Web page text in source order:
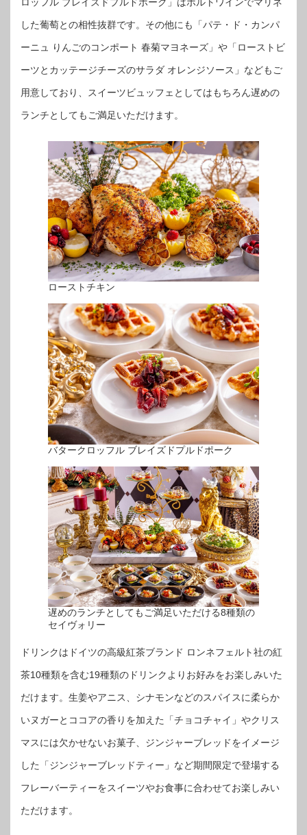
した葡萄との相性抜群です。その他にも「パテ・ド・カンパ
ーニュ りんごのコンポート 春菊マヨネーズ」や「ローストビ
ーツとカッテージチーズのサラダ オレンジソース」などもご
用意しており、スイーツビュッフェとしてはもちろん遅めの
ランチとしてもご満足いただけます。
ローストチキン
バタークロッフル ブレイズドプルドポーク
遅めのランチとしてもご満足いただける8種類の
セイヴォリー
ドリンクはドイツの高級紅茶ブランド ロンネフェルト社の紅
茶10種類を含む19種類のドリンクよりお好みをお楽しみいた
だけます。生姜やアニス、シナモンなどのスパイスに柔らか
いヌガーとココアの香りを加えた「チョコチャイ」やクリス
マスには欠かせないお菓子、ジンジャーブレッドをイメージ
した「ジンジャーブレッドティー」など期間限定で登場する
フレーバーティーをスイーツやお食事に合わせてお楽しみい
ただけます。